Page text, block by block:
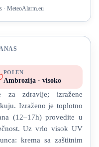
· MeteoAlarm.eu
POLEN
Ambrozija · visoko
za zdravlje; izražene
Izraženo je toplotno
(12–17h) provedite u
Uz vrlo visok UV
krema sa zaštitnim